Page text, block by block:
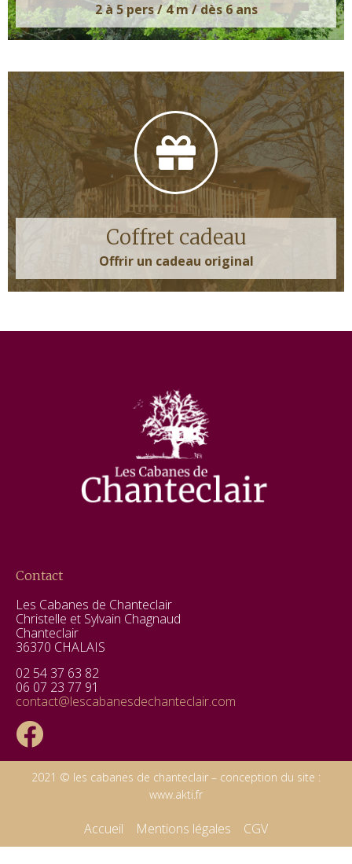
2 à 5 pers / 4 m / dès 6 ans
Coffret cadeau
Offrir un cadeau original
Contact
Les Cabanes de Chanteclair
Christelle et Sylvain Chagnaud
Chanteclair
36370 CHALAIS
02 54 37 63 82
06 07 23 77 91
contact@lescabanesdechanteclair.com
2021 © les cabanes de chanteclair – conception du site :
www.akti.fr
Accueil Mentions légales CGV